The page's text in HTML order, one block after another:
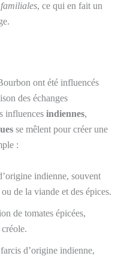
, ce qui en fait un
ont été influencés
des échanges
influences indiennes,
se mêlent pour créer une
:
indienne, souvent
de la viande et des épices.
de tomates épicées,
d’origine indienne,